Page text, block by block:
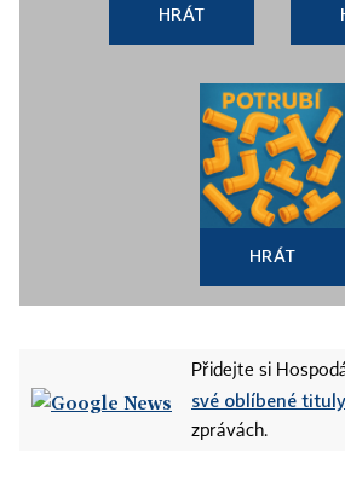
HRÁT
HRÁT
Přidejte si
své oblíbené tituly
zprávách.